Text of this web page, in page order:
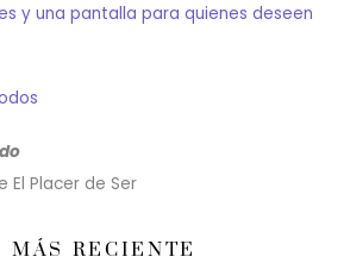
y una pantalla para quienes deseen
El Placer de Ser
MÁS RECIENTE